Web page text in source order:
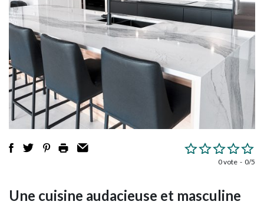
0 vote 0/5
Une cuisine audacieuse et masculine